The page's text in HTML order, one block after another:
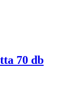
70 db